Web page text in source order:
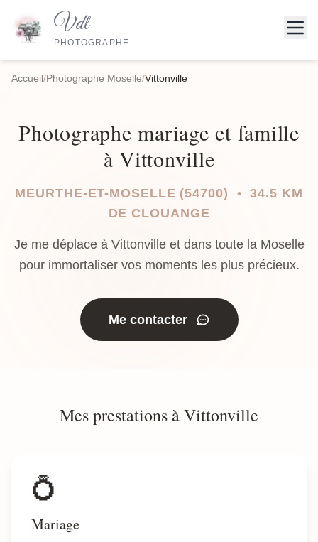
Vdl
PHOTOGRAPHE
Accueil/Photographe Moselle/Vittonville
Photographe mariage et famille
à Vittonville
MEURTHE-ET-MOSELLE (54700) • 34.5 KM
DE CLOUANGE
Je me déplace à Vittonville et dans toute la Moselle
pour immortaliser vos moments les plus précieux.
Me contacter
Mes prestations à Vittonville
💍
Mariage